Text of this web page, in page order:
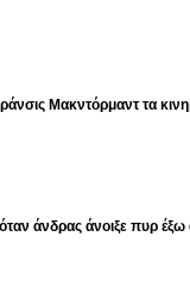
Μακντόρμαντ τα
άνδρας άνοιξε πυρ